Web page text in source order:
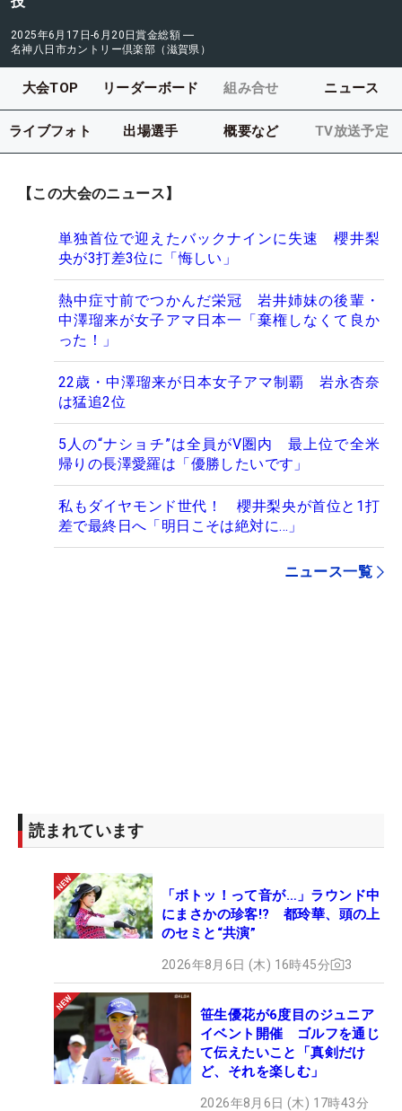
2025年6月17日-6月20日賞金総額 ―
名神八日市カントリー倶楽部（滋賀県）
大会TOP リーダーボード 組み合せ ニュース
ライブフォト 出場選手 概要など TV放送予定
【この大会のニュース】
単独首位で迎えたバックナインに失速 櫻井梨
央が3打差3位に「悔しい」
熱中症寸前でつかんだ栄冠 岩井姉妹の後輩・
中澤瑠来が女子アマ日本一「棄権しなくて良か
った！」
22歳・中澤瑠来が日本女子アマ制覇 岩永杏奈
は猛追2位
5人の“ナショチ”は全員がV圏内 最上位で全米
帰りの長澤愛羅は「優勝したいです」
私もダイヤモンド世代！ 櫻井梨央が首位と1打
差で最終日へ「明日こそは絶対に…」
ニュース一覧
読まれています
「ボトッ！って音が…」ラウンド中
にまさかの珍客!? 都玲華、頭の上
のセミと“共演”
2026年8月6日 (木) 16時45分 3
笹生優花が6度目のジュニア
イベント開催 ゴルフを通じ
て伝えたいこと「真剣だけ
ど、それを楽しむ」
2026年8月6日 (木) 17時43分